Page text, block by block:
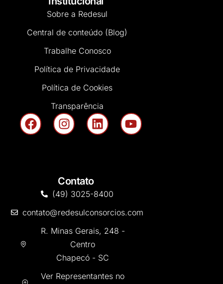
Sobre a Redesul
Central de conteúdo (Blog)
Trabalhe Conosco
Política de Privacidade
Política de Cookies
Transparência
Contato
(49) 3025-8400
contato@redesulconsorcios.com
R. Minas Gerais, 248 -
Centro
Chapecó - SC
Ver Representantes no